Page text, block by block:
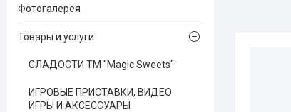
Фотогалерея
Товары и услуги
СЛАДОСТИ ТМ "Magic Sweets"
ИГРОВЫЕ ПРИСТАВКИ, ВИДЕО
ИГРЫ И АКСЕССУАРЫ